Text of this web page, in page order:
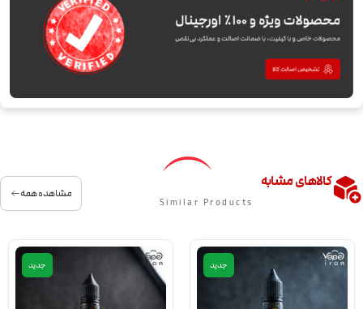
کالاهای مشابه
Similar Products
مشاهده همه
جدید جدید